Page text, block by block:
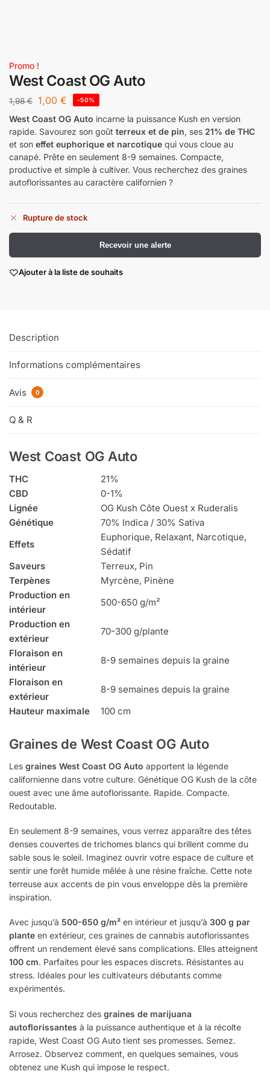
Promo !
West Coast OG Auto
1,98€ 1,00 € -50%
West Coast OG Auto incarne la puissance Kush en version
rapide. Savourez son goût terreux et de pin, ses 21% de THC
et son effet euphorique et narcotique qui vous cloue au
canapé. Prête en seulement 8-9 semaines. Compacte,
productive et simple à cultiver. Vous recherchez des graines
autoflorissantes au caractère californien ?
Rupture de stock
Recevoir une alerte
Ajouter à la liste de souhaits
Description
Informations complémentaires
Avis 0
Q & R
West Coast OG Auto
THC
21%
CBD
0-1%
Lignée
OG Kush Côte Ouest x Ruderalis
Génétique
70% Indica / 30% Sativa
Effets
Euphorique, Relaxant, Narcotique,
Sédatif
Saveurs
Terreux, Pin
Terpènes
Myrcène, Pinène
Production en
intérieur
500-650 g/m²
Production en
extérieur
70-300 g/plante
Floraison en
intérieur
8-9 semaines depuis la graine
Floraison en
extérieur
8-9 semaines depuis la graine
Hauteur maximale
100 cm
Graines de West Coast OG Auto
Les graines West Coast OG Auto apportent la légende
californienne dans votre culture. Génétique OG Kush de la côte
ouest avec une âme autoflorissante. Rapide. Compacte.
Redoutable.
En seulement 8-9 semaines, vous verrez apparaître des têtes
denses couvertes de trichomes blancs qui brillent comme du
sable sous le soleil. Imaginez ouvrir votre espace de culture et
sentir une forêt humide mêlée à une résine fraîche. Cette note
terreuse aux accents de pin vous enveloppe dès la première
inspiration.
Avec jusqu’à 500-650 g/m² en intérieur et jusqu’à 300 g par
plante en extérieur, ces graines de cannabis autoflorissantes
offrent un rendement élevé sans complications. Elles atteignent
100 cm. Parfaites pour les espaces discrets. Résistantes au
stress. Idéales pour les cultivateurs débutants comme
expérimentés.
Si vous recherchez des graines de marijuana
autoflorissantes à la puissance authentique et à la récolte
rapide, West Coast OG Auto tient ses promesses. Semez.
Arrosez. Observez comment, en quelques semaines, vous
obtenez une Kush qui impose le respect.